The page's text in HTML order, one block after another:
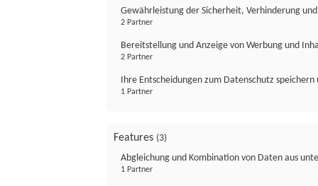
Gewährleistung der Sicherheit, Verhinderung
2 Partner
Bereitstellung und Anzeige von Werbung und
2 Partner
Ihre Entscheidungen zum Datenschutz
1 Partner
Features (3)
Abgleichung und Kombination von Daten aus
1 Partner